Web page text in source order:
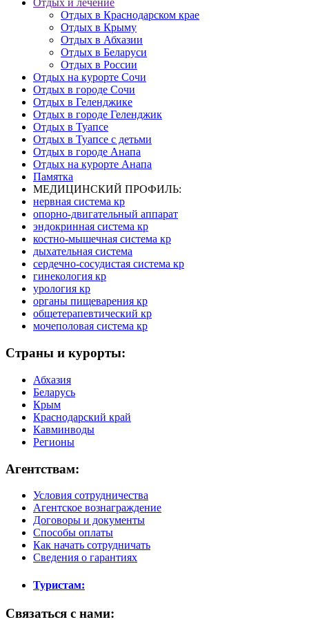
Отдых и лечение
Отдых в Краснодарском крае
Отдых в Крыму
Отдых в Абхазии
Отдых в Беларуси
Отдых в России
Отдых на курорте Сочи
Отдых в городе Сочи
Отдых в Геленджике
Отдых в городе Геленджик
Отдых в Туапсе
Отдых в Туапсе с детьми
Отдых в городе Анапа
Отдых на курорте Анапа
Памятка
МЕДИЦИНСКИЙ ПРОФИЛЬ:
нервная система кр
опорно-двигательный аппарат
эндокринная система кр
костно-мышечная система кр
дыхательная система
сердечно-сосудистая система кр
гинекология кр
урология кр
органы пищеварения кр
общетерапевтический кр
мочеполовая система кр
Страны и курорты:
Абхазия
Беларусь
Крым
Краснодарский край
Кавминводы
Регионы
Агентствам:
Условия сотрудничества
Агентское вознаграждение
Договоры и документы
Способы оплаты
Как начать сотрудничать
Сведения о гарантиях
Туристам:
Связаться с нами: